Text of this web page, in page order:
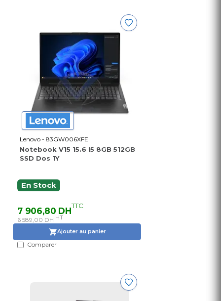
Lenovo - 83GW006XFE
Notebook V15 15.6 I5 8GB 512GB
SSD Dos 1Y
En Stock
7 906,80 DHTTC
6 589,00 DH HT
Ajouter au panier
Comparer